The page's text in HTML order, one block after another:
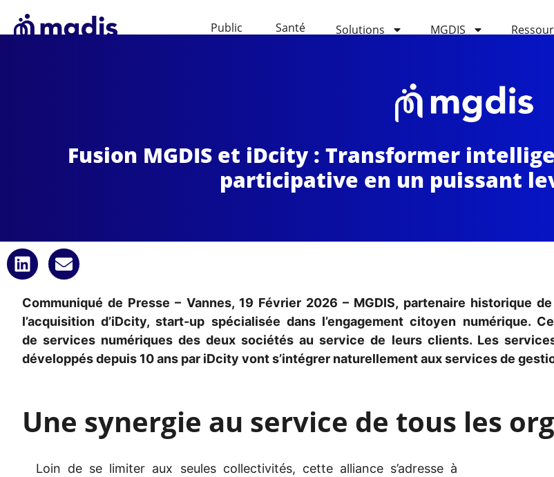
Public Santé Solutions MGDIS
Fusion MGDIS et iDcity : Transformer
participative en un puissant
Communiqué de Presse – Vannes, 19 Février2026 – MGDIS, partenaire historique
l’acquisition d’iDcity, start-up spécialisée dans l’engagement citoyen numérique.
deservices numériques des deux sociétés au service de leurs clients. Les
développés depuis 10 ans par iDcity vont s’intégrer naturellementaux services de
Une synergie au service de tous les
Loin de se limiter aux seules collectivités, cette alliance s’adresse à